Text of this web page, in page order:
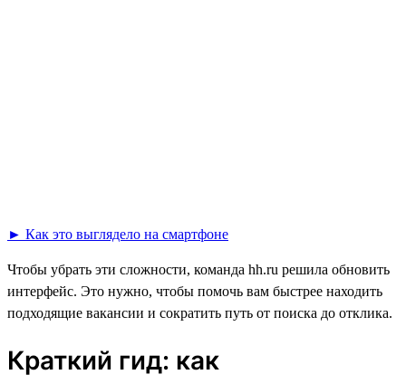
► Как это выглядело на смартфоне
Чтобы убрать эти сложности, команда hh.ru решила обновить
интерфейс. Это нужно, чтобы помочь вам быстрее находить
подходящие вакансии и сократить путь от поиска до отклика.
Краткий гид: как